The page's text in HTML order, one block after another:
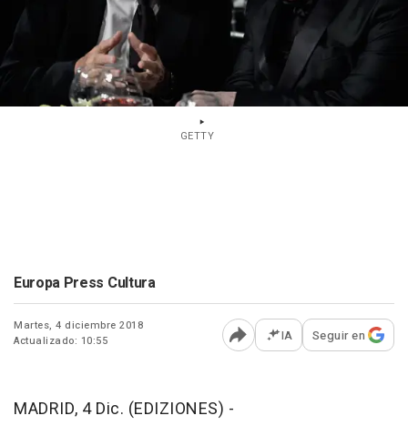
GETTY
Europa Press Cultura
Martes, 4 diciembre 2018
Actualizado: 10:55
Abrir opciones para
IA Seguir en
MADRID, 4 Dic. (EDIZIONES) -